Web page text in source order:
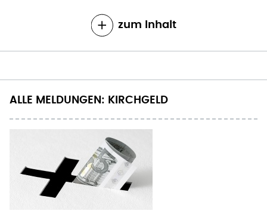
zum Inhalt
ALLE MELDUNGEN: KIRCHGELD